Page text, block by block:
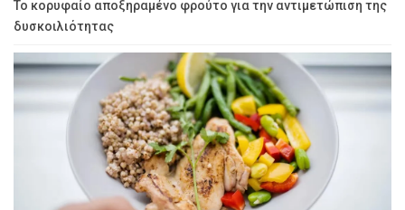
Το κορυφαίο αποξηραμένο φρούτο για την αντιμετώπιση της
δυσκοιλιότητας